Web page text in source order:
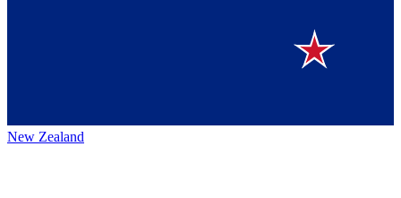
New Zealand